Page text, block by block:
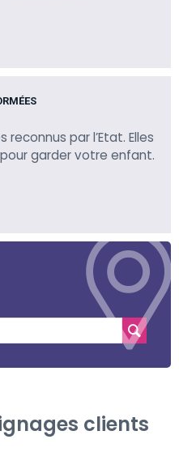
par l’Etat. Elles
garder votre enfant.
clients